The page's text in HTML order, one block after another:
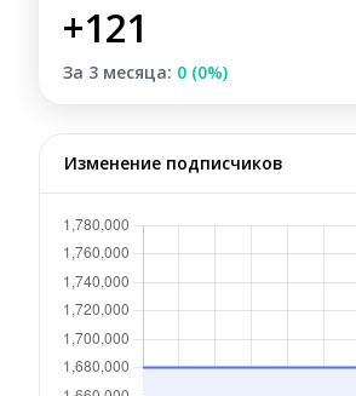
+121
За 3 месяца: 0 (0%)
Изменение подписчиков